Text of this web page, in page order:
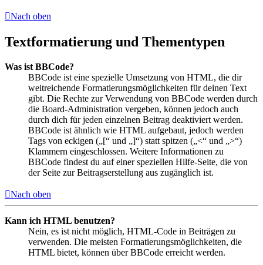
Nach oben
Textformatierung und Thementypen
Was ist BBCode?
BBCode ist eine spezielle Umsetzung von HTML, die dir
weitreichende Formatierungsmöglichkeiten für deinen Text
gibt. Die Rechte zur Verwendung von BBCode werden durch
die Board-Administration vergeben, können jedoch auch
durch dich für jeden einzelnen Beitrag deaktiviert werden.
BBCode ist ähnlich wie HTML aufgebaut, jedoch werden
Tags von eckigen („[“ und „]“) statt spitzen („<“ und „>“)
Klammern eingeschlossen. Weitere Informationen zu
BBCode findest du auf einer speziellen Hilfe-Seite, die von
der Seite zur Beitragserstellung aus zugänglich ist.
Nach oben
Kann ich HTML benutzen?
Nein, es ist nicht möglich, HTML-Code in Beiträgen zu
verwenden. Die meisten Formatierungsmöglichkeiten, die
HTML bietet, können über BBCode erreicht werden.